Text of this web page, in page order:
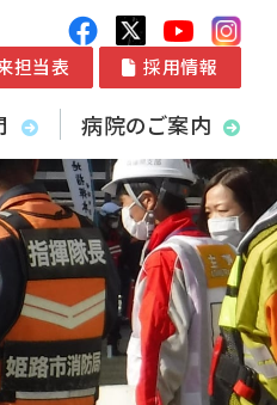
担当表 採用情報
病院のご案内